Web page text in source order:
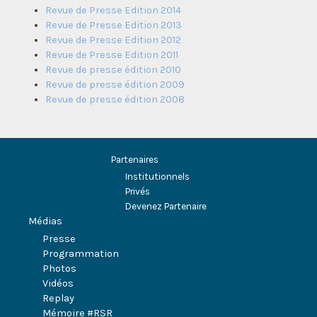
Revue de Presse Edition 2014
Revue de Presse Edition 2013
Revue de Presse Edition 2012
Revue de Presse Edition 2011
Revue de presse édition 2010
Revue de presse édition 2009
Revue de presse édition 2008
Partenaires
Institutionnels
Privés
Devenez Partenaire
Médias
Presse
Programmation
Photos
Vidéos
Replay
Mémoire #RSR